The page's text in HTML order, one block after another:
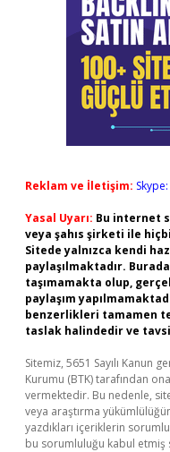
Reklam ve İletişim:
Yasal Uyarı: Bu internet
veya şahıs şirketi ile
Sitede yalnızca kendi
paylaşılmaktadır.
taşımamakta olup,
paylaşım
benzerlikleri tamamen
taslak halindedir ve
Sitemiz, 5651 Sayılı Kanun
Kurumu (BTK) tarafından
vermektedir. Bu nedenle,
veya araştırma
yazdıkları içeriklerin
bu sorumluluğu kabul etmiş